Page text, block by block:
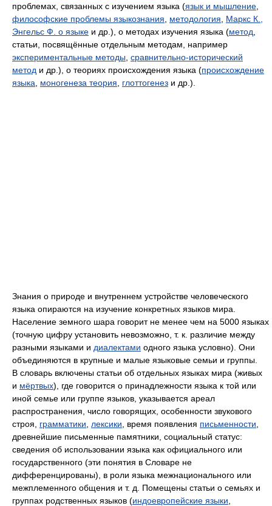
проблемах, связанных с изучением языка (язык и мышление
философские проблемы языкознания
методология
Маркс К.,
Энгельс Ф. о языке и др.), о методах изучения языка (метод
статьи, посвящённые отдельным методам, например
экспериментальные методы сравнительно-исторический
метод и др.), о теориях происхождения языка (происхождение
языка
моногенеза теория глоттогенез и др.).
Знания о природе и внутреннем устройстве человеческого
языка опираются на изучение конкретных языков мира.
Население земного шара говорит не менее чем на 5000 языках
(точную цифру установить невозможно, т. к. различие между
разными языками и диалектами одного языка условно). Они
объединяются в крупные и малые языковые семьи и группы.
В словарь включены статьи об отдельных языках мира (живых
и мёртвых), где говорится о принадлежности языка к той или
иной семье или группе языков, указывается ареал
распространения, число говорящих, особенности звукового
строя, грамматики лексики , время появления письменности
древнейшие письменные памятники, социальный статус:
сведения об использовании языка как официального или
государственного (эти понятия в Словаре не
дифференцированы), в роли языка межнационального или
межплеменного общения и т. д. Помещены статьи о семьях и
группах родственных языков (индоевропейские языки